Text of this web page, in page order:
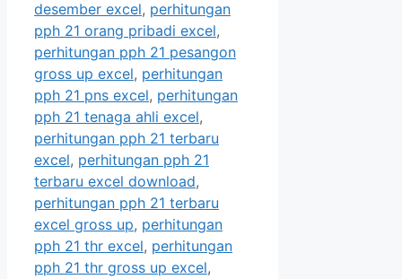
desember excel, perhitungan
pph 21 orang pribadi excel,
perhitungan pph 21 pesangon
gross up excel, perhitungan
pph 21 pns excel, perhitungan
pph 21 tenaga ahli excel,
perhitungan pph 21 terbaru
excel, perhitungan pph 21
terbaru excel download,
perhitungan pph 21 terbaru
excel gross up, perhitungan
pph 21 thr excel, perhitungan
pph 21 thr gross up excel,